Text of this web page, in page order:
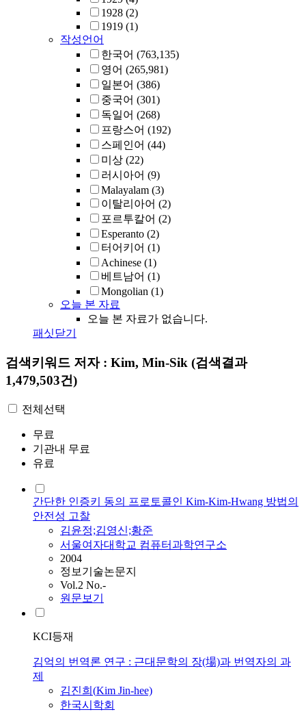
1928 (2)
1919 (1)
작성언어
한국어 (763,135)
영어 (265,981)
일본어 (386)
중국어 (301)
독일어 (268)
프랑스어 (192)
스페인어 (44)
미상 (22)
러시아어 (9)
Malayalam (3)
이탈리아어 (2)
포르투칼어 (2)
Esperanto (2)
터어키어 (1)
Achinese (1)
베트남어 (1)
Mongolian (1)
오늘 본 자료
오늘 본 자료가 없습니다.
패싯닫기
검색키워드 저자 : Kim, Min-Sik (검색결과
1,479,503건)
전체선택
무료
기관내 무료
유료
간단한 인증키 동의 프로토콜인 Kim-Kim-Hwang 방법의
안전성 고찰
김윤정;김영신;황준
서울여자대학교 컴퓨터과학연구소
2004
정보기술논문지
Vol.2 No.-
원문보기
KCI등재
김억의 번역론 연구 : 근대문학의 장(場)과 번역자의 과
제
김진희(Kim Jin-hee)
한국시학회